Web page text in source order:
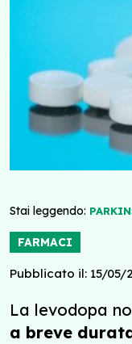
Stai leggendo:
FARMACI
Pubblicato il: 15/05/
La levodopa
a breve